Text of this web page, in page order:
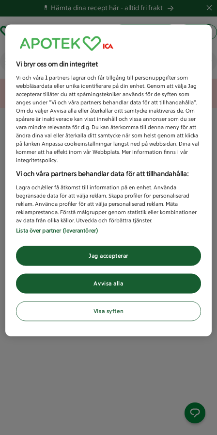
💊 Hämta dina recept här -alltid fri frakt
Vad letar du efter idag?
Unknown error
Vi bryr oss om din integritet
Vi och våra1 partners lagrar och får tillgång till personuppgifter som
webbläsardata eller unika identifierare på din enhet. Genom att välja Jag
accepterar tillåter du att spårningstekniker används för de syften som
anges under ”Vi och våra partners behandlar data för att tillhandahålla”.
Om du väljer Avvisa alla eller återkallar ditt samtycke inaktiveras de. Om
spårare är inaktiverade kan visst innehåll och vissa annonser som du ser
vara mindre relevanta för dig. Du kan återkomma till denna meny för att
ändra dina val eller återkalla ditt samtycke när som helst genom att klicka
på länken Anpassa cookieinställningar längst ned på webbsidan. Dina val
kommer att ha effekt inom vår Webbplats. Mer information finns i vår
integritetspolicy.
Vi och våra partners behandlar data för att tillhandahålla:
Lagra och/eller få åtkomst till information på en enhet. Använda
begränsade data för att välja reklam. Skapa profiler för personaliserad
reklam. Använda profiler för att välja personaliserad reklam. Mäta
reklamprestanda. Förstå målgrupper genom statistik eller kombinationer
av data från olika källor. Utveckla och förbättra tjänster.
Lista över partner (leverantörer)
Avvisa alla
Jag accepterar
Visa syften